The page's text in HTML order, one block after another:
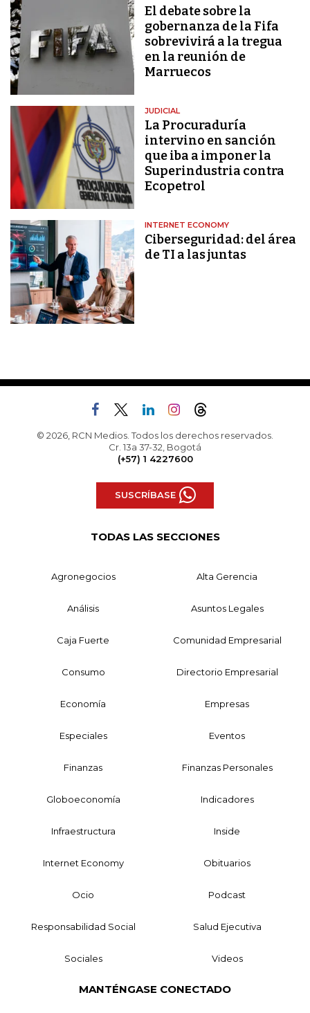
El debate sobre la
gobernanza de la Fifa
sobrevivirá a la tregua
en la reunión de
Marruecos
JUDICIAL
La Procuraduría
intervino en sanción
que iba a imponer la
Superindustria contra
Ecopetrol
INTERNET ECONOMY
Ciberseguridad: del área
de TI a las juntas
© 2026, RCN Medios. Todos los derechos reservados.
Cr. 13a 37-32, Bogotá
(+57) 1 4227600
SUSCRÍBASE
TODAS LAS SECCIONES
Agronegocios Alta Gerencia
Análisis Asuntos Legales
Caja Fuerte Comunidad Empresarial
Consumo Directorio Empresarial
Economía Empresas
Especiales Eventos
Finanzas Finanzas Personales
Globoeconomía Indicadores
Infraestructura Inside
Internet Economy Obituarios
Ocio Podcast
Responsabilidad Social Salud Ejecutiva
Sociales Videos
MANTÉNGASE CONECTADO